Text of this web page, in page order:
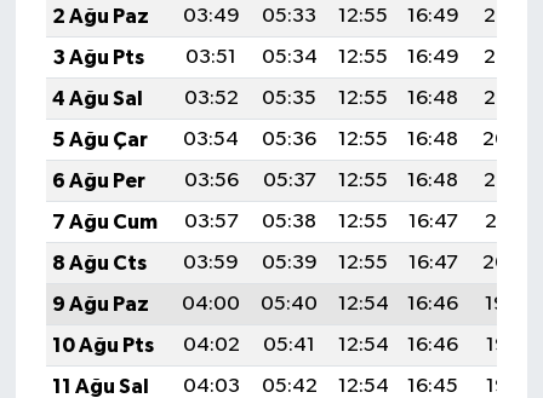
2 Ağu Paz
03:49 05:33 12:55 16:49
20:07
3 Ağu Pts
03:51 05:34 12:55 16:49
20:06
4 Ağu Sal
03:52 05:35 12:55 16:48
20:05
5 Ağu Çar
03:54 05:36 12:55 16:48
20:04
6 Ağu Per
03:56 05:37 12:55 16:48
20:02
7 Ağu Cum
03:57 05:38 12:55 16:47
20:01
8 Ağu Cts
03:59 05:39 12:55 16:47
20:00
9 Ağu Paz
04:00 05:40 12:54 16:46
19:59
10 Ağu Pts
04:02 05:41 12:54 16:46
19:57
11 Ağu Sal
04:03 05:42 12:54 16:45
19:56